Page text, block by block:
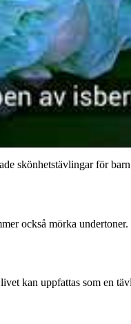
skönhetstävlingar för
också mörka undertoner.
kan uppfattas som en